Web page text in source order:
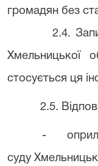
громадян без
2.4.
Хмельницької
стосується ця
2.5.
-
суду